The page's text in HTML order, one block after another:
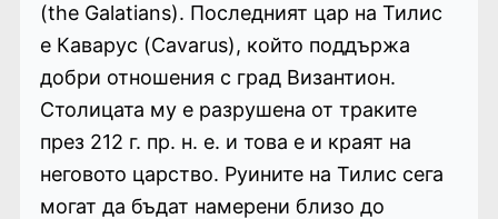
(the Galatians). Последният цар на Тилис
е Каварус (Cavarus), който поддържа
добри отношения с град Византион.
Столицата му е разрушена от траките
през 212 г. пр. н. е. и това е и краят на
неговото царство. Руините на Тилис сега
могат да бъдат намерени близо до